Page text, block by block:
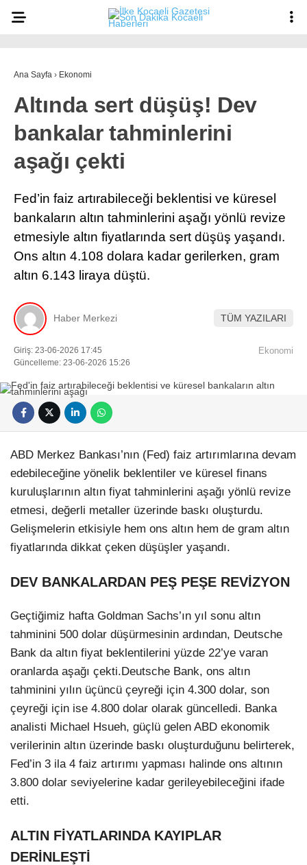
Ana Sayfa
Anasayfa
Gizlilik Politikası
Gizlilik Politikası
Hava Durumu
Şifremi Yenile
Üye Kayıt
Üye Onay
Yayınlar
Yazarlar
Yazı Düzenle
Yazı Gönder
Yorumlarım
Facebook
Instagram
ASAYIŞ
GÜNDEM
EKONOMI
POLITIKA
DÜNYA
SPOR
MAGAZIN
SAĞLIK
EĞITIM
TEKNOLOJI
KÖŞE YAZILARI
VIDEO GALERI
RESMI İLANLAR
Ana Sayfa › Ekonomi
Altında sert düşüş! Dev
bankalar tahminlerini
aşağı çekti
Fed’in faiz artırabileceği beklentisi ve küresel
bankaların altın tahminlerini aşağı yönlü revize
etmesiyle altın fiyatlarında sert düşüş yaşandı.
Ons altın 4.108 dolara kadar gerilerken, gram
altın 6.143 liraya düştü.
Haber Merkezi TÜM YAZILARI
Giriş: 23-06-2026 17:45
Güncelleme: 23-06-2026 15:26
Ekonomi
ABD Merkez Bankası’nın (Fed) faiz artırımlarına devam
edebileceğine yönelik beklentiler ve küresel finans
kuruluşlarının altın fiyat tahminlerini aşağı yönlü revize
etmesi, değerli metaller üzerinde baskı oluşturdu.
Gelişmelerin etkisiyle hem ons altın hem de gram altın
fiyatlarında dikkat çeken düşüşler yaşandı.
DEV BANKALARDAN PEŞ PEŞE REVİZYON
Geçtiğimiz hafta Goldman Sachs’ın yıl sonu altın
tahminini 500 dolar düşürmesinin ardından, Deutsche
Bank da altın fiyat beklentilerini yüzde 22’ye varan
oranlarda aşağı çekti.Deutsche Bank, ons altın
tahminini yılın üçüncü çeyreği için 4.300 dolar, son
çeyreği için ise 4.800 dolar olarak güncelledi. Banka
analisti Michael Hsueh, güçlü gelen ABD ekonomik
verilerinin altın üzerinde baskı oluşturduğunu belirterek,
Fed’in 3 ila 4 faiz artırımı yapması halinde ons altının
3.800 dolar seviyelerine kadar gerileyebileceğini ifade
etti.
ALTIN FİYATLARINDA KAYIPLAR
DERİNLEŞTİ